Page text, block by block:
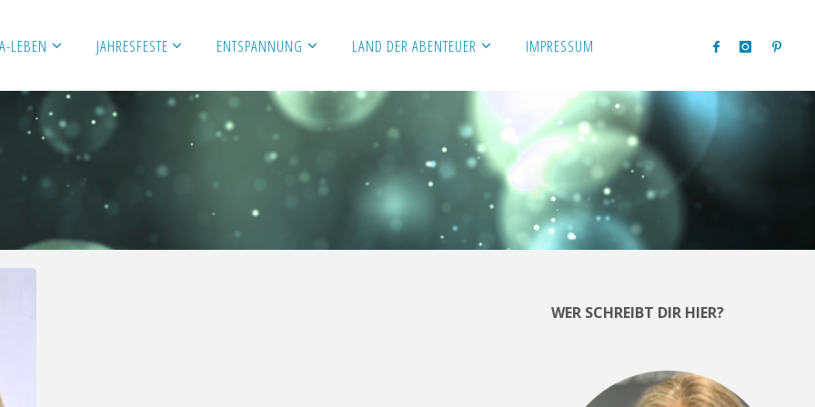
LEBEN JAHRESFESTE ENTSPANNUNG LAND DER ABENTEUER IMPRESSUM
WER SCHREIBT DIR HIER?